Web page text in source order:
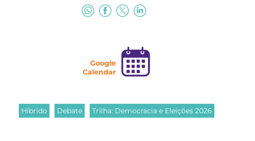
Google
Calendar
Híbrido Debate Trilha: Democracia e Eleições 2026